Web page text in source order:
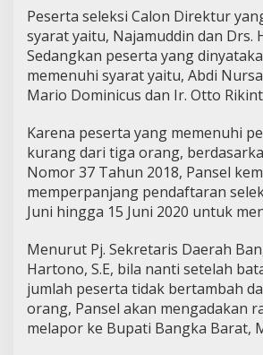
Peserta seleksi Calon Direktur
syarat yaitu, Najamuddin dan Drs.
Sedangkan peserta yang
memenuhi syarat yaitu, Abdi
Mario Dominicus dan Ir. Otto
Karena peserta yang memenuhi
kurang dari tiga orang,
Nomor 37 Tahun 2018, Pansel
memperpanjang pendaftaran
Juni hingga 15 Juni 2020 untuk
Menurut Pj. Sekretaris Daerah
Hartono, S.E, bila nanti setelah
jumlah peserta tidak bertambah
orang, Pansel akan mengadakan
melapor ke Bupati Bangka Barat,